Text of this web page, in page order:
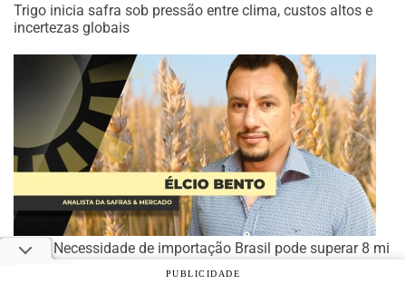
Trigo inicia safra sob pressão entre clima, custos altos e
incertezas globais
Trigo: Necessidade de importação Brasil pode superar 8 mi
de t pela primeira vez na história
PUBLICIDADE